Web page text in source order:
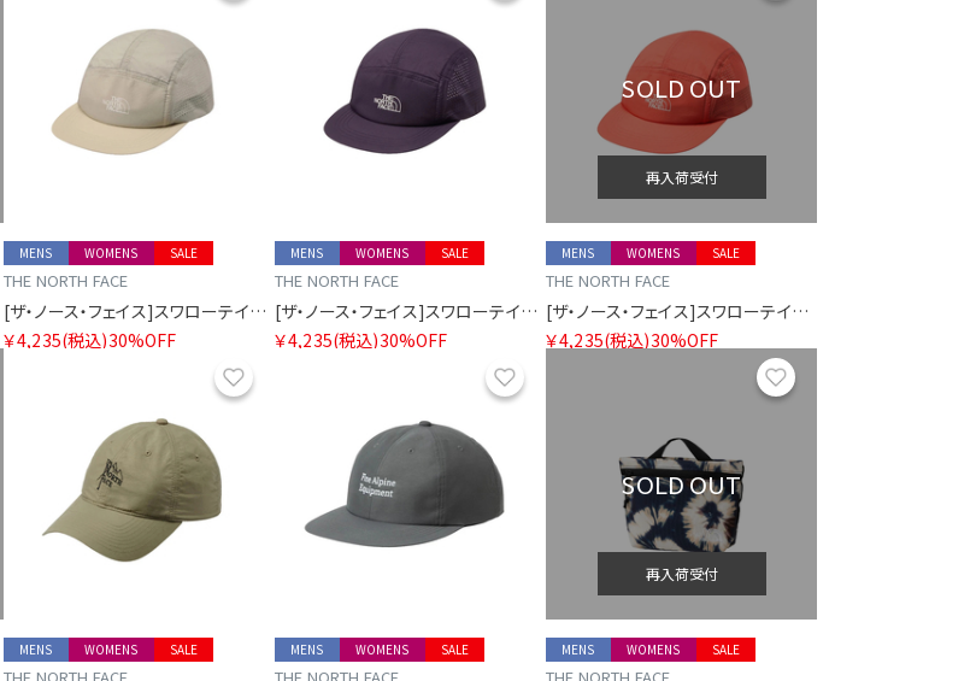
SALE
MENS WOMENS
THE NORTH FACE
[ザ・ノース・フェイス]スワローテイルキャップ
￥4,235(税込)30%OFF
SALE
MENS WOMENS
THE NORTH FACE
[ザ・ノース・フェイス]スワローテイルキャップ
￥4,235(税込)30%OFF
SOLD OUT
再入荷受付
SALE
MENS WOMENS
THE NORTH FACE
[ザ・ノース・フェイス]スワローテイルキャップ
￥4,235(税込)30%OFF
SALE
MENS WOMENS SALE
MENS WOMENS
SOLD OUT
再入荷受付
SALE
MENS WOMENS